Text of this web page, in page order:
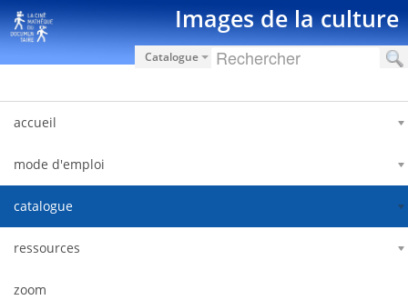
Saut au contenu Images de la culture
Catalogue
accueil
mode d'emploi
catalogue
ressources
zoom